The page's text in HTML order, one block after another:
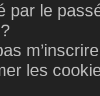
par le
les